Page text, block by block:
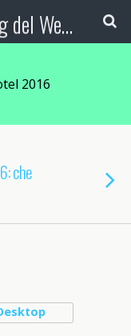
Booking Blog™ - Il blog del Web Marketing Turistico
2016
che